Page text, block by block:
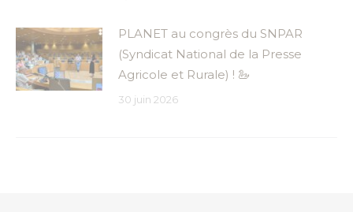
PLANET au congrès du SNPAR
(Syndicat National de la Presse
Agricole et Rurale) ! 🦢
30 juin 2026